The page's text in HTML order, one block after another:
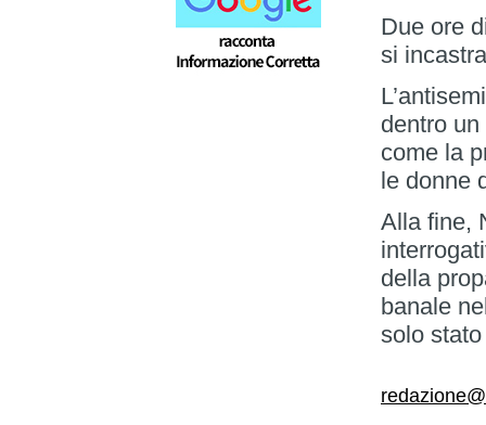
Due ore
si
dentro
come la
le donne
Alla fine,
della
banale
solo